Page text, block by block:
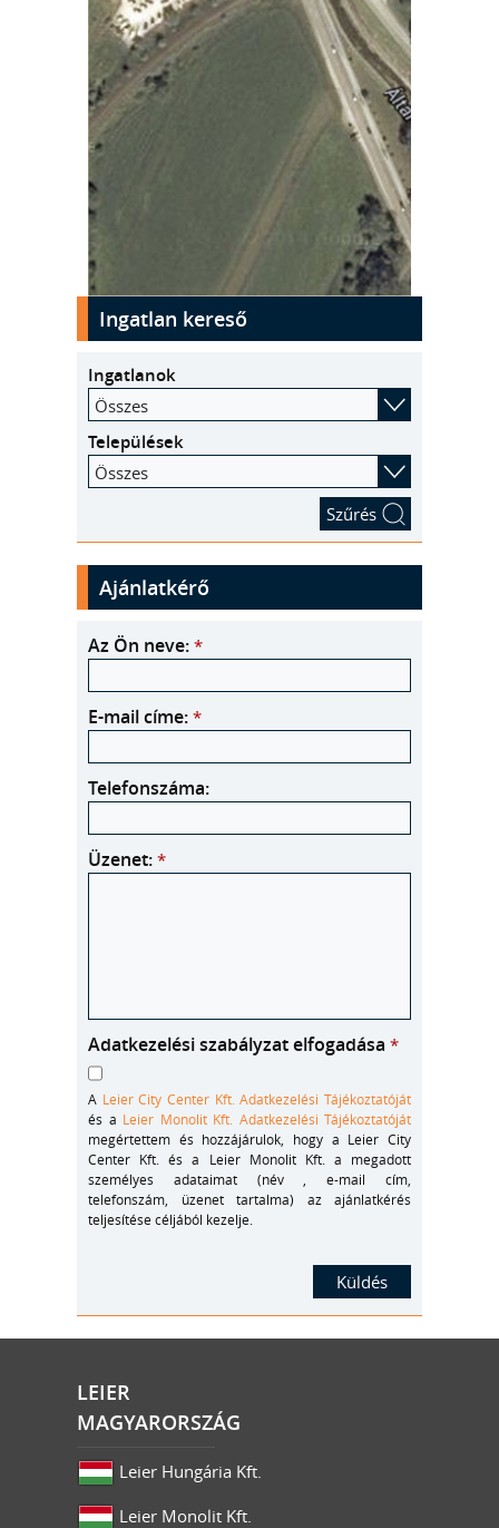
kinyit
Ingatlan kereső
Ingatlanok
Összes
Települések
Összes
Ajánlatkérő
Az Ön neve: *
E-mail címe: *
Telefonszáma:
Üzenet: *
Adatkezelési szabályzat elfogadása *
A Leier City Center Kft. Adatkezelési Tájékoztatóját
és a Leier Monolit Kft. Adatkezelési Tájékoztatóját
megértettem és hozzájárulok, hogy a Leier City
Center Kft. és a Leier Monolit Kft. a megadott
személyes adataimat (név , e-mail cím,
telefonszám, üzenet tartalma) az ajánlatkérés
teljesítése céljából kezelje.
LEIER
MAGYARORSZÁG
Leier Hungária Kft.
Leier Monolit Kft.